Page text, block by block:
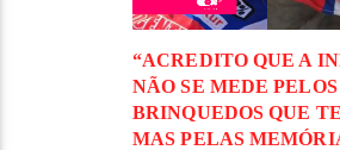
“ACREDITO QUE A
NÃO SE MEDE PELOS
BRINQUEDOS QUE
MAS PELAS